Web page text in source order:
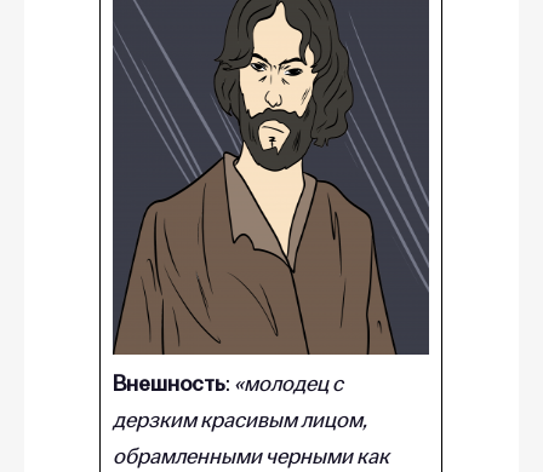
Внешность: «молодец с
дерзким красивым лицом,
обрамленными черными как